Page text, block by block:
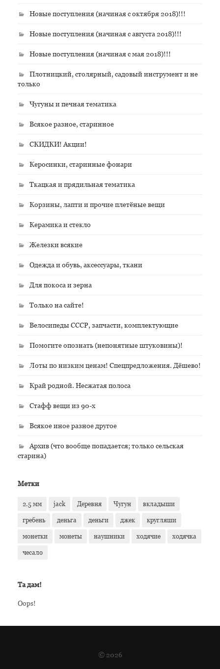
Новые поступления (начиная с октября 2018)!!!
Новые поступления (начиная с августа 2018)!!!
Новые поступления (начиная с мая 2018)!!!
Плотницкий, столярный, садовый инструмент и не
только
Чугуны и печная тематика
Всякое разное, старинное
СКИДКИ! Акции!
Керосинки, старинные фонари
Ткацкая и прядильная тематика
Корзины, лапти и прочие плетёные вещи
Керамика и стекло
Железки всякие
Одежда и обувь, аксессуары, ткани
Для покоса и зерна
Только на сайте!
Велосипеды СССР, запчасти, комплектующие
Помогите опознать (непонятные штуковины)!
Лоты по низким ценам! Спецпредложения. Дёшево!
Край родной. Несжатая полоса
Стафф вещи из 90-х
Всякое иное разное другое
Архив (что вообще попадается; только сельская
старина)
Метки
2.5 мм jack Деревня Чугун вкладыши
гребень деньга деньги джек кругляши
монетки монеты наушники ходячие ходячка
чесало
Та дам!
Oops!
© 2026